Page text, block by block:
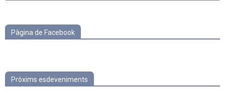
Pàgina de Facebook
Pròxims esdeveniments